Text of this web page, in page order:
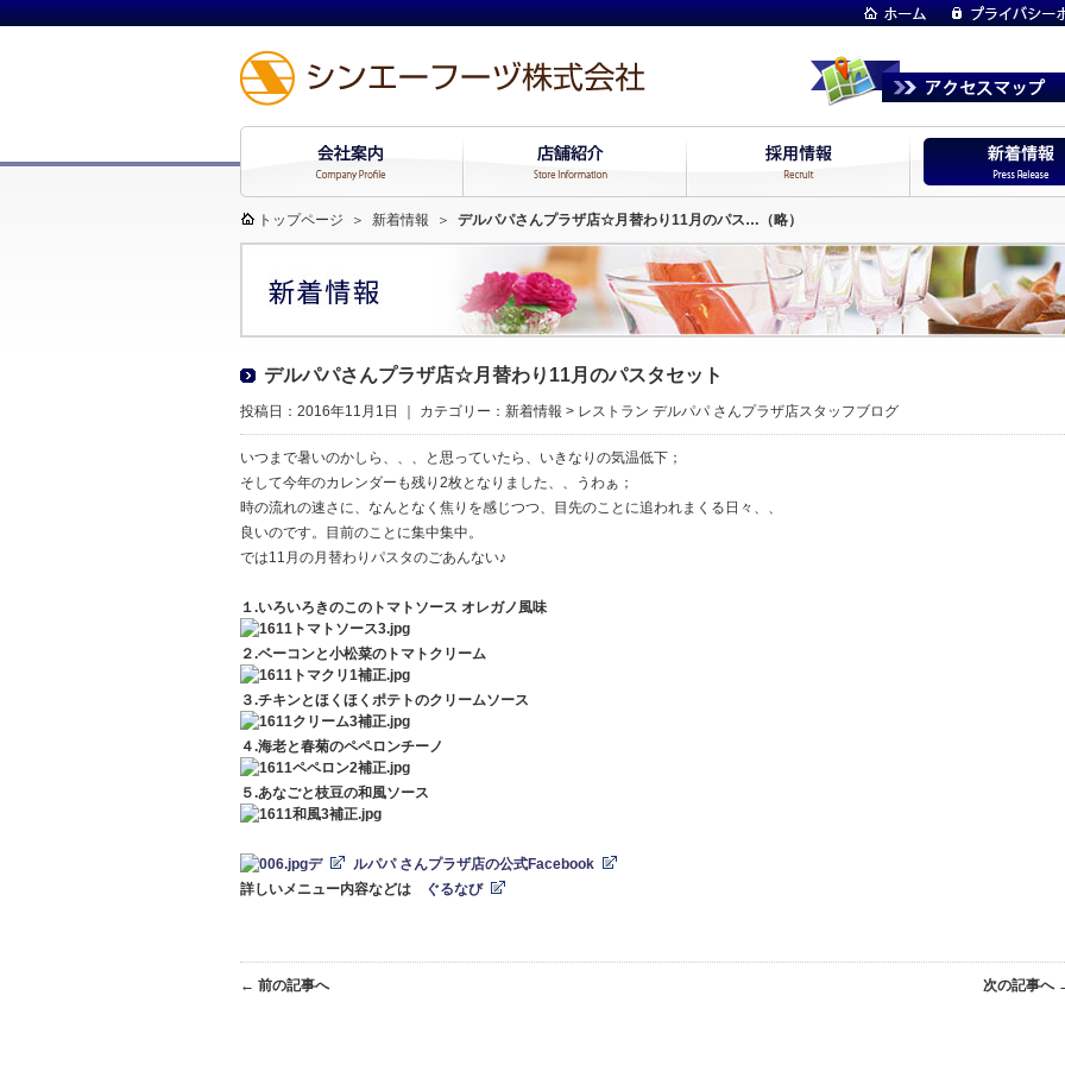
トップページ ＞ 新着情報 ＞ デルパパさんプラザ店☆月替わり11月のパス…（略）
デルパパさんプラザ店☆月替わり11月のパスタセット
投稿日：2016年11月1日 ｜ カテゴリー： 新着情報 > レストラン デルパパ さんプラザ店スタッフブログ
いつまで暑いのかしら、、、と思っていたら、いきなりの気温低下；
そして今年のカレンダーも残り2枚となりました、、うわぁ；
時の流れの速さに、なんとなく焦りを感じつつ、目先のことに追われまくる日々、、
良いのです。目前のことに集中集中。
では11月の月替わりパスタのごあんない♪
１.いろいろきのこのトマトソース オレガノ風味
２.ベーコンと小松菜のトマトクリーム
３.チキンとほくほくポテトのクリームソース
４.海老と春菊のペペロンチーノ
５.あなごと枝豆の和風ソース
デ
ルパパ さんプラザ店の公式Facebook
詳しいメニュー内容などは
ぐるなび
← 前の記事へ 次の記事へ